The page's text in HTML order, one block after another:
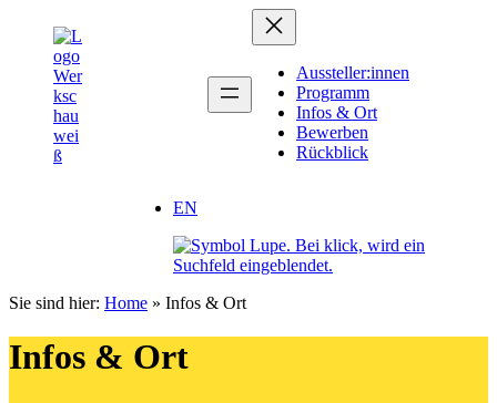
springen
springen
Aussteller:innen
Programm
Infos & Ort
Bewerben
Rückblick
EN
Sie sind hier: Home » Infos & Ort
Infos & Ort